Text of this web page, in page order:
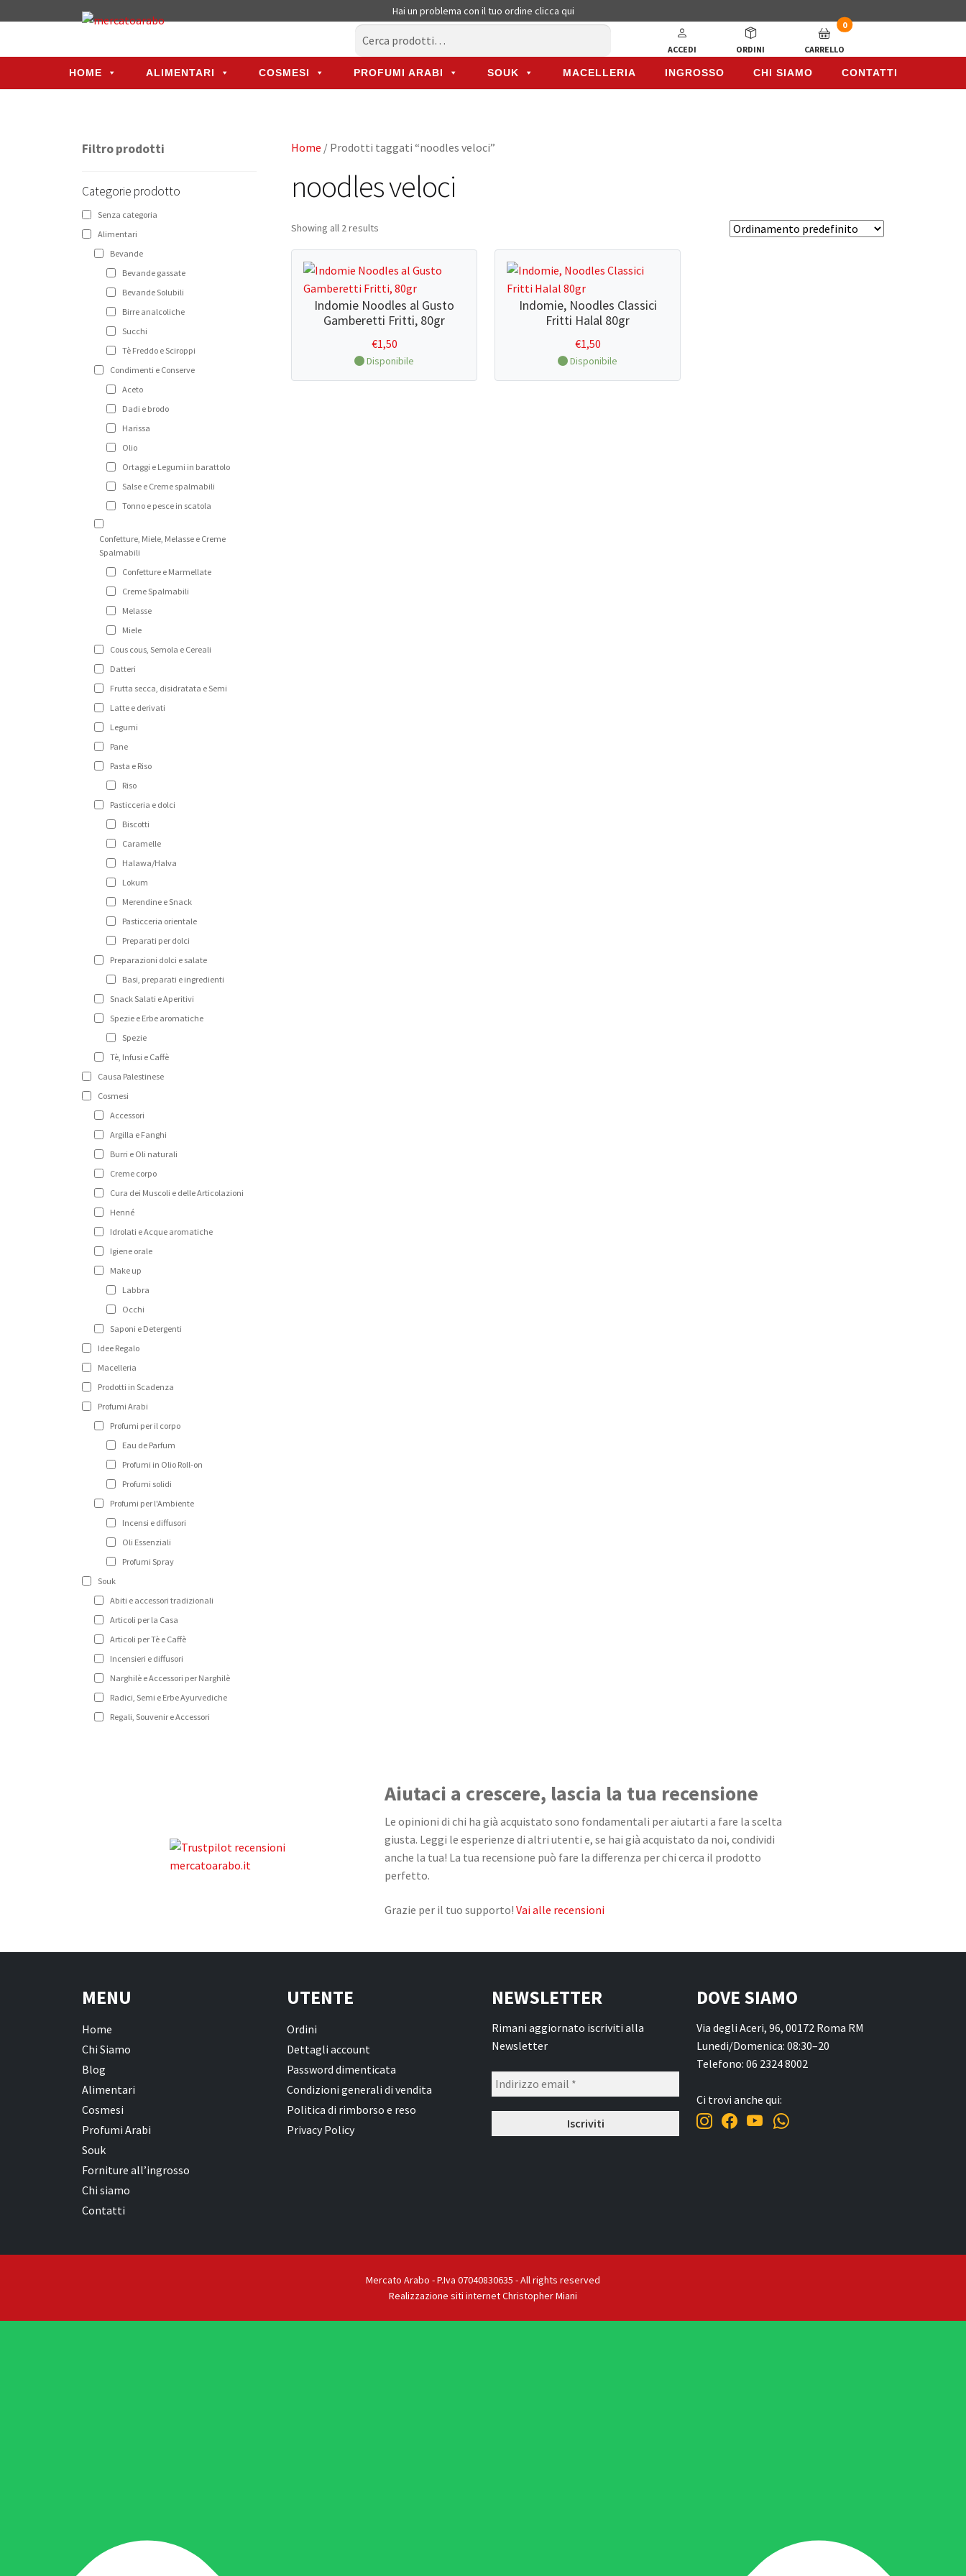
Hai un problema con il tuo ordine clicca qui
ACCEDI ORDINI
0
CARRELLO
HOME ALIMENTARI COSMESI PROFUMI ARABI SOUK MACELLERIA INGROSSO CHI SIAMO CONTATTI
Home / Prodotti taggati “noodles veloci”
noodles veloci
Showing all 2 results
Indomie Noodles al Gusto
Gamberetti Fritti, 80gr
€1,50
Disponibile
Indomie, Noodles Classici
Fritti Halal 80gr
€1,50
Disponibile
Filtro prodotti
Categorie prodotto
Senza categoria
Alimentari
Bevande
Bevande gassate
Bevande Solubili
Birre analcoliche
Succhi
Tè Freddo e Sciroppi
Condimenti e Conserve
Aceto
Dadi e brodo
Harissa
Olio
Ortaggi e Legumi in barattolo
Salse e Creme spalmabili
Tonno e pesce in scatola
Confetture, Miele, Melasse e Creme
Spalmabili
Confetture e Marmellate
Creme Spalmabili
Melasse
Miele
Cous cous, Semola e Cereali
Datteri
Frutta secca, disidratata e Semi
Latte e derivati
Legumi
Pane
Pasta e Riso
Riso
Pasticceria e dolci
Biscotti
Caramelle
Halawa/Halva
Lokum
Merendine e Snack
Pasticceria orientale
Preparati per dolci
Preparazioni dolci e salate
Basi, preparati e ingredienti
Snack Salati e Aperitivi
Spezie e Erbe aromatiche
Spezie
Tè, Infusi e Caffè
Causa Palestinese
Cosmesi
Accessori
Argilla e Fanghi
Burri e Oli naturali
Creme corpo
Cura dei Muscoli e delle Articolazioni
Henné
Idrolati e Acque aromatiche
Igiene orale
Make up
Labbra
Occhi
Saponi e Detergenti
Idee Regalo
Macelleria
Prodotti in Scadenza
Profumi Arabi
Profumi per il corpo
Eau de Parfum
Profumi in Olio Roll-on
Profumi solidi
Profumi per l'Ambiente
Incensi e diffusori
Oli Essenziali
Profumi Spray
Souk
Abiti e accessori tradizionali
Articoli per la Casa
Articoli per Tè e Caffè
Incensieri e diffusori
Narghilè e Accessori per Narghilè
Radici, Semi e Erbe Ayurvediche
Regali, Souvenir e Accessori
Aiutaci a crescere, lascia la tua recensione
Le opinioni di chi ha già acquistato sono fondamentali per aiutarti a fare la scelta
giusta. Leggi le esperienze di altri utenti e, se hai già acquistato da noi, condividi
anche la tua! La tua recensione può fare la differenza per chi cerca il prodotto
perfetto.
Grazie per il tuo supporto! Vai alle recensioni
MENU
Home
Chi Siamo
Blog
Alimentari
Cosmesi
Profumi Arabi
Souk
Forniture all’ingrosso
Chi siamo
Contatti
UTENTE
Ordini
Dettagli account
Password dimenticata
Condizioni generali di vendita
Politica di rimborso e reso
Privacy Policy
NEWSLETTER
Rimani aggiornato iscriviti alla
Newsletter
DOVE SIAMO
Via degli Aceri, 96, 00172 Roma RM
Lunedi/Domenica: 08:30–20
Telefono: 06 2324 8002
Ci trovi anche qui:
Mercato Arabo - P.Iva 07040830635 - All rights reserved
Realizzazione siti internet Christopher Miani